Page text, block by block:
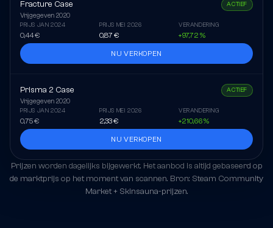
Fracture Case
Vrijgegeven 2020
ACTIEF
PRIJS JAN 2024
0,44 €
PRIJS MEI 2026
0,87 €
VERANDERING
+97,72 %
NU VERKOPEN
Prisma 2 Case
Vrijgegeven 2020
ACTIEF
PRIJS JAN 2024
0,75 €
PRIJS MEI 2026
2,33 €
VERANDERING
+210,66 %
NU VERKOPEN
Prijzen worden dagelijks bijgewerkt. Het aanbod is altijd gebaseerd op
de marktprijs op het moment van scannen. Bron: Steam Community
Market + Skinsauna-prijzen.